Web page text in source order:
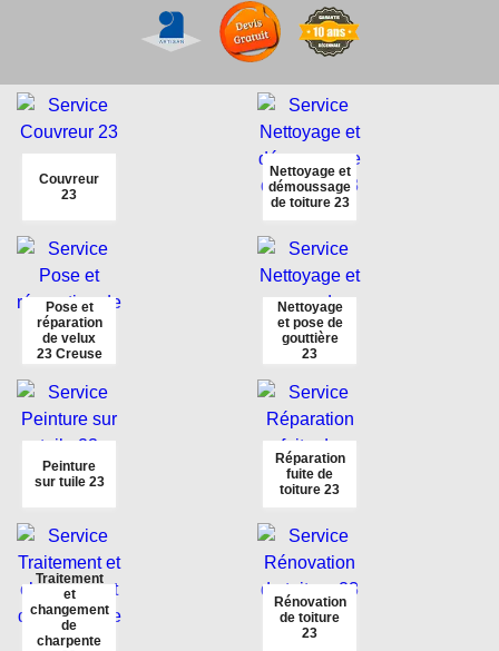
Couvreur
23
Nettoyage et
démoussage
de toiture 23
Pose et
réparation
de velux
23 Creuse
Nettoyage
et pose de
gouttière
23
Peinture
sur tuile 23
Réparation
fuite de
toiture 23
Traitement
et
changement
de
charpente
Rénovation
de toiture
23